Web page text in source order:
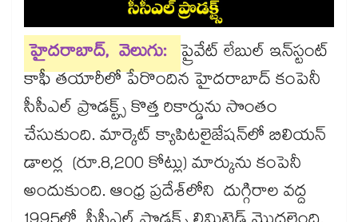
హైదరాబాద్‌‌‌‌‌‌‌‌‌‌‌‌‌‌‌‌, వెలుగు: ప్రైవేట్‌‌‌‌‌‌‌‌‌‌‌‌‌‌‌‌ లేబుల్‌‌‌‌‌‌‌‌‌‌‌‌‌‌‌‌ ఇన్‌‌‌‌‌‌‌‌‌‌‌‌‌‌‌‌స్టంట్‌‌‌‌‌‌‌‌‌‌‌‌‌‌‌‌
కాఫీ తయారీలో పేరొందిన హైదరాబాద్​ కంపెనీ
సీసీఎల్‌‌‌‌‌‌‌‌‌‌‌‌‌‌‌‌ ప్రొడక్ట్స్ కొత్త రికార్డును సొంతం
చేసుకుంది. మార్కెట్‌‌‌‌‌‌‌‌‌‌‌‌‌‌‌‌ క్యాపిటలైజేషన్‌‌‌‌‌‌‌‌‌‌‌‌‌‌‌‌లో బిలియన్‌‌‌‌‌‌‌‌‌‌‌‌‌‌‌‌
డాలర్ల (రూ.8,200 కోట్లు) మార్కును కంపెనీ
అందుకుంది. ఆంధ్ర ప్రదేశ్‌‌‌‌‌‌‌‌‌‌‌‌‌‌‌‌లోని దుగ్గిరాల వద్ద